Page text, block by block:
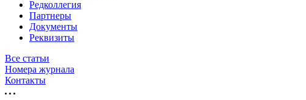
Редколлегия
Партнеры
Документы
Реквизиты
Все статьи
Номера журнала
Контакты